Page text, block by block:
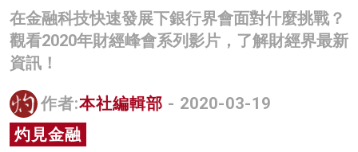
影片
名家榜
關於我們
在金融科技快速發展下銀行界會面對什麼挑戰？
觀看2020年財經峰會系列影片，了解財經界最新
資訊！
作者:本社編輯部 - 2020-03-19
灼見金融